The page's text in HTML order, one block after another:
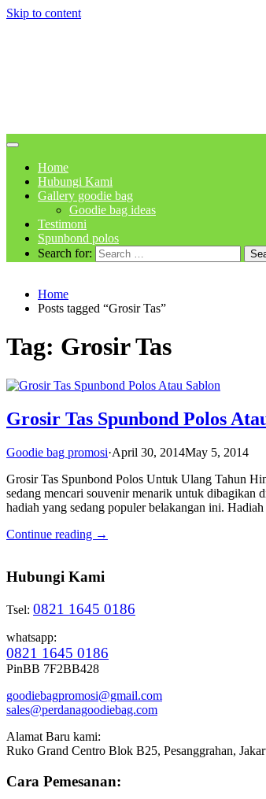
Skip to content
Home
Hubungi Kami
Gallery goodie bag
Goodie bag ideas
Testimoni
Spunbond polos
Search for:
Home
Posts tagged “Grosir Tas”
Tag: Grosir Tas
Grosir Tas Spunbond Polos
Goodie bag promosi·April 30, 2014May 5, 2014
Grosir Tas Spunbond Polos Untuk Ulang Tahun
sedang mencari souvenir menarik untuk dibagikan
hadiah yang sedang populer belakangan ini.
Continue reading →
Hubungi Kami
Tsel: 0821 1645 0186
whatsapp:
0821 1645 0186
PinBB 7F2BB428
goodiebagpromosi@gmail.com
sales@perdanagoodiebag.com
Alamat Baru kami:
Ruko Grand Centro Blok B25, Pesanggrahan,
Cara Pemesanan: